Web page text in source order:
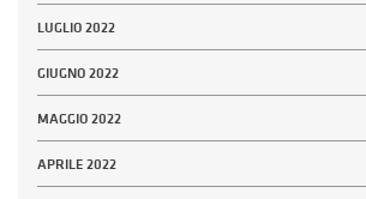
LUGLIO 2022
GIUGNO 2022
MAGGIO 2022
APRILE 2022